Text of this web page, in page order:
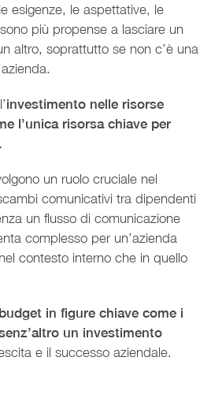
esigenze, le aspettative, le
più propense a lasciare un
altro, soprattutto se non c’è una
investimento nelle risorse
l’unica risorsa chiave per
un ruolo cruciale nel
comunicativi tra dipendenti
un flusso di comunicazione
complesso per un’azienda
contesto interno che in quello
in figure chiave come i
un investimento
e il successo aziendale.